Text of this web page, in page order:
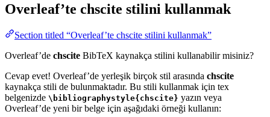
Overleaf’te chscite stilini kullanmak
Section titled “Overleaf’te chscite stilini kullanmak”
Overleaf’de chscite BibTeX kaynakça stilini kullanabilir misiniz?
Cevap evet! Overleaf’de yerleşik birçok stil arasında chscite
kaynakça stili de bulunmaktadır. Bu stili kullanmak için tex
belgenizde \bibliographystyle{chscite} yazın veya
Overleaf’de yeni bir belge için aşağıdaki örneği kullanın: